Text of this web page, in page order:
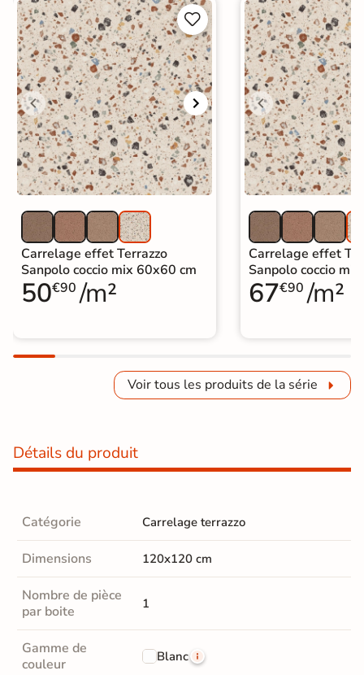


Carrelage effet Terrazzo
Sanpolo coccio mix 60x60 cm
50€90 /m²
Carrelage effet
Sanpolo coccio
67€90 /m²
Voir tous les produits de la série
Détails du produit
Catégorie Carrelage terrazzo
Dimensions 120x120 cm
Nombre de pièce
par boite
1
Gamme de
couleur
Blanc